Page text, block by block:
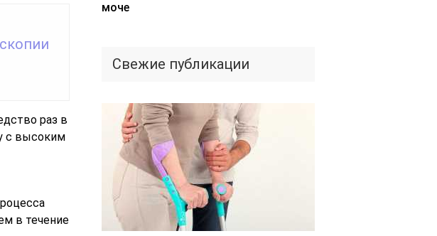
раз в
с высоким
в течение
моче
Свежие публикации